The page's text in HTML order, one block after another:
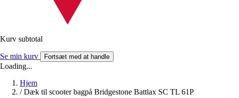
Kurv subtotal
Se min kurv Fortsæt med at handle
Loading...
Hjem
/ Dæk til scooter bagpå Bridgestone Battlax SC TL 61P